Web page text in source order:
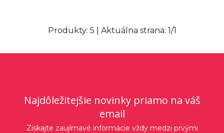
Produkty: 5 | Aktuálna strana: 1/1
Najdôležitejšie novinky priamo na váš
email
Získajte zaujímavé informácie vždy medzi prvými